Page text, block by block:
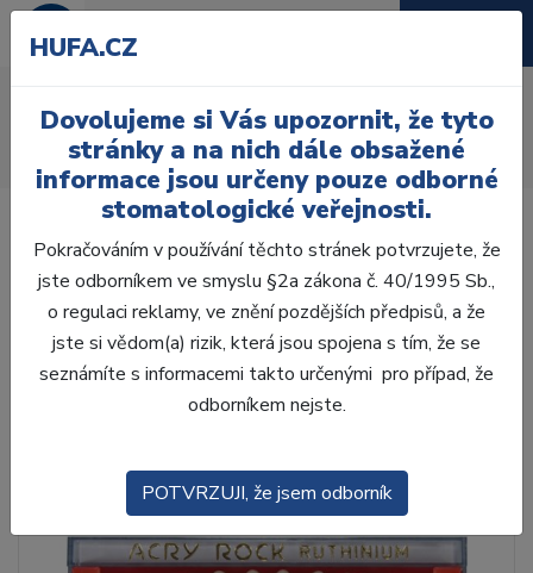
Úvod Zuby
AcryRock
AcryRock 1x28 S48-I46-D45, B1
HUFA.CZ
Dovolujeme si Vás upozornit, že tyto
stránky a na nich dále obsažené
informace jsou určeny pouze odborné
stomatologické veřejnosti.
Pokračováním v používání těchto stránek potvrzujete, že
jste odborníkem ve smyslu §2a zákona č. 40/1995 Sb.,
o regulaci reklamy, ve znění pozdějších předpisů, a že
jste si vědom(a) rizik, která jsou spojena s tím, že se
seznámíte s informacemi takto určenými pro případ, že
odborníkem nejste.
POTVRZUJI, že jsem odborník